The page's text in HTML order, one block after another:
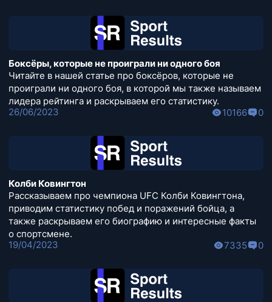
Боксёры, которые не проиграли ни одного боя
Читайте в нашей статье про боксёров, которые не
проиграли ни одного боя, в которой мы также называем
лидера рейтинга и раскрываем его статистику.
26/06/2023
10166 0
Колби Ковингтон
Рассказываем про чемпиона UFC Колби Ковингтона,
приводим статистику побед и поражений бойца, а
также раскрываем его биографию и интересные факты
о спортсмене.
19/04/2023
7335 0